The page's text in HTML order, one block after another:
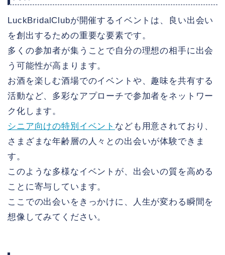
LuckBridalClubが開催するイベントは、良い出会い
を創出するための重要な要素です。
多くの参加者が集うことで自分の理想の相手に出会
う可能性が高まります。
お酒を楽しむ酒場でのイベントや、趣味を共有する
活動など、多彩なアプローチで参加者をネットワー
ク化します。
シニア向けの特別イベント なども用意されており、
さまざまな年齢層の人々との出会いが体験できま
す。
このような多様なイベントが、出会いの質を高める
ことに寄与しています。
ここでの出会いをきっかけに、人生が変わる瞬間を
想像してみてください。